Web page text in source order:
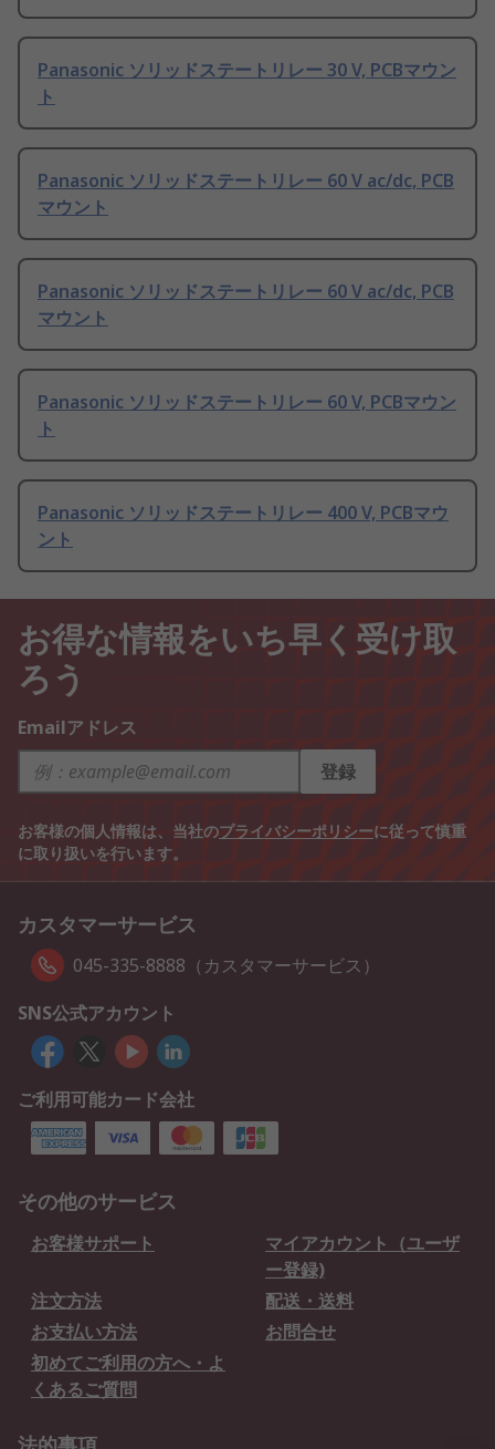
Panasonic ソリッドステートリレー 30 V, PCBマウン
ト
Panasonic ソリッドステートリレー 60 V ac/dc, PCB
マウント
Panasonic ソリッドステートリレー 60 V ac/dc, PCB
マウント
Panasonic ソリッドステートリレー 60 V, PCBマウン
ト
Panasonic ソリッドステートリレー 400 V, PCBマウ
ント
お得な情報をいち早く受け取
ろう
Emailアドレス
登録
お客様の個人情報は、当社のプライバシーポリシーに従って慎重
に取り扱いを行います。
カスタマーサービス
045-335-8888（カスタマーサービス）
SNS公式アカウント
ご利用可能カード会社
その他のサービス
お客様サポート
マイアカウント（ユーザ
ー登録)
注文方法
配送・送料
お支払い方法
お問合せ
初めてご利用の方へ・よ
くあるご質問